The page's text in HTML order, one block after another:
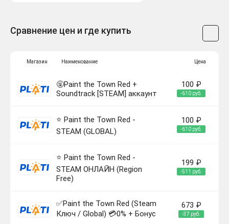
Сравнение цен и где купить
Магазин Наименование Цена
🤬Paint the Town Red +
Soundtrack [STEAM] аккаунт
100 ₽
-610 руб.
⭐️ Paint the Town Red -
STEAM (GLOBAL)
100 ₽
-610 руб.
⭐️ Paint the Town Red -
STEAM ОНЛАЙН (Region
Free)
199 ₽
-511 руб.
✅Paint the Town Red (Steam
Ключ / Global) 💳0% + Бонус
673 ₽
-37 руб.